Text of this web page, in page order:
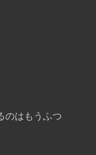
のはもうふつ